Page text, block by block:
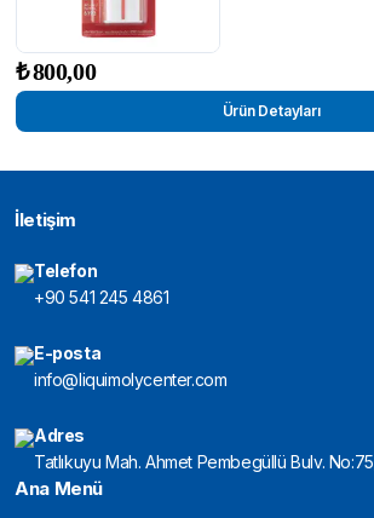
₺800,00
Ürün Detayları
İletişim
Telefon
+90 541 245 4861
E-posta
info@liquimolycenter.com
Adres
Tatlıkuyu Mah. Ahmet Pembegüllü Bulv.
Ana Menü